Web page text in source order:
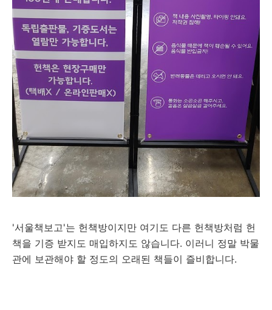
'서울책보고'는 헌책방이지만 여기도 다른 헌책방처럼 헌
책을 기증 받지도 매입하지도 않습니다. 이러니 정말 박물
관에 보관해야 할 정도의 오래된 책들이 즐비합니다.